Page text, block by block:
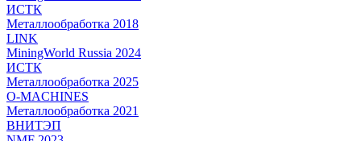
ИСТК
Металлообработка 2018
LINK
MiningWorld Russia 2024
ИСТК
Металлообработка 2025
O-MACHINES
Металлообработка 2021
ВНИТЭП